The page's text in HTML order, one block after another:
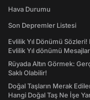
Hava Durumu
Son Depremler Listesi
Evlilik Yıl Dönümü
Evlilik Yıl dönümü
Rüyada Altın Görmek:
Saklı Olabilir!
Doğal Taşların Merak
Hangi Doğal Taş Ne İşe